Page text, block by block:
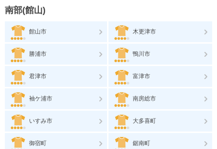
南部(館山)
館山市 木更津市
勝浦市 鴨川市
君津市 富津市
袖ケ浦市 南房総市
いすみ市 大多喜町
御宿町 鋸南町